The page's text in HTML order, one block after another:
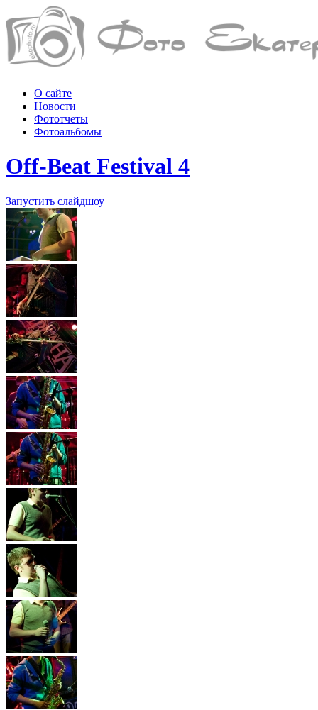
О сайте
Новости
Фототчеты
Фотоальбомы
Off-Beat Festival 4
Запустить слайдшоу